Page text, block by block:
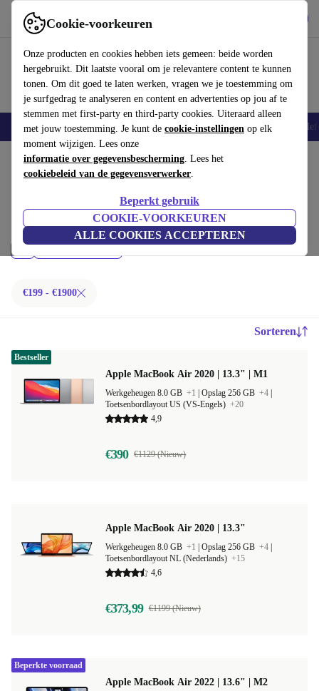
Cookie-voorkeuren
Onze producten en cookies hebben iets gemeen: beide worden
hergebruikt. Dit laatste vooral om je relevantere content te kunnen
tonen. Om dit goed te laten werken, vragen we je toestemming om
je surfgedrag te analyseren en content en advertenties op jou af te
stemmen met first-party en third-party cookies. Uiteraard alleen
met jouw toestemming. Je kunt de cookie-instellingen op elk
moment wijzigen. Lees onze
informatie over gegevensbescherming. Lees het
cookiebeleid van de gegevensverwerker.
Beperkt gebruik
COOKIE-VOORKEUREN
ALLE COOKIES ACCEPTEREN
Gebruik refurbed snel en eenvoudig
Smartphones Laptops Tablets Smartwatches Accessoires
Home Producten Laptops
Gecertificeerd refurbished MacBooks onder 1900€ – bespaar tot 40%. 30
dagen retourrecht & 12 maanden garantie. Shop vandaag nog duurzaam!
€199 - €1900
Sorteren
Apple MacBook Air 2020 | 13.3" | M1
Werkgeheugen 8.0 GB +1 Opslag 256 GB +4
Toetsenbordlayout US (VS-Engels) +20
4,9
€390 €1129 (Nieuw)
Bestseller
Apple MacBook Air 2020 | 13.3"
Werkgeheugen 8.0 GB +1 Opslag 256 GB +4
Toetsenbordlayout NL (Nederlands) +15
4,6
€373,99 €1199 (Nieuw)
Apple MacBook Air 2022 | 13.6" | M2
Beperkte voorraad